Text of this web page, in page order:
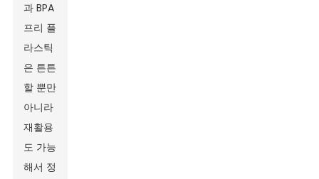
과 BPA
프리 플
라스틱
은 튼튼
할 뿐만
아니라
재활용
도 가능
해서 정